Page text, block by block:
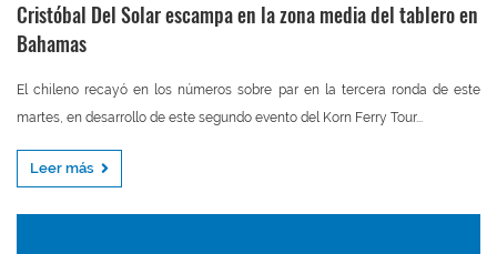
Cristóbal Del Solar escampa en la zona media del tablero en
Bahamas
El chileno recayó en los números sobre par en la tercera ronda de este
martes, en desarrollo de este segundo evento del Korn Ferry Tour...
Leer más